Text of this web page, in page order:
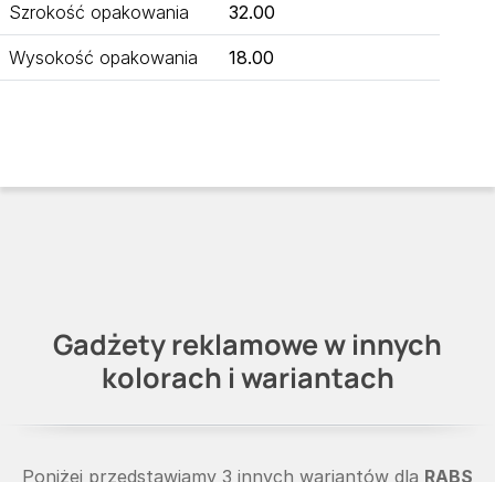
Szrokość opakowania 32.00
Wysokość opakowania 18.00
Gadżety reklamowe w innych
kolorach i wariantach
Poniżej przedstawiamy 3 innych wariantów dla RABS